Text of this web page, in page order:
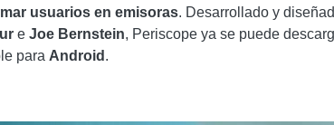
usuarios en emisoras. Desarrollado y
e Joe Bernstein, Periscope ya se puede
para Android .